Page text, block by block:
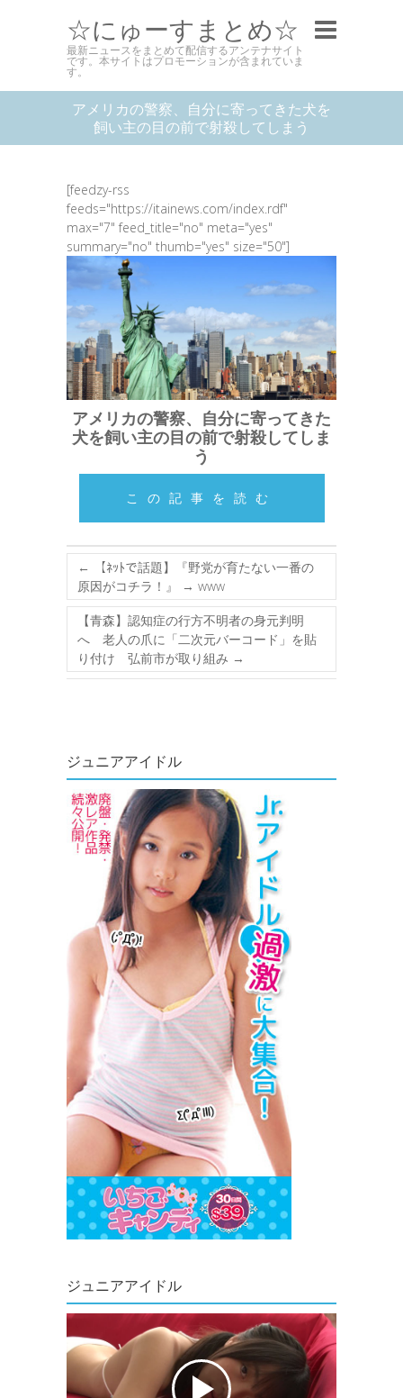
☆にゅーすまとめ☆
最新ニュースをまとめて配信するアンテナサイト
です。本サイトはプロモーションが含まれていま
す。
アメリカの警察、自分に寄ってきた犬を
飼い主の目の前で射殺してしまう
[feedzy-rss
feeds="https://itainews.com/index.rdf"
max="7" feed_title="no" meta="yes"
summary="no" thumb="yes" size="50"]
アメリカの警察、自分に寄ってきた
犬を飼い主の目の前で射殺してしま
う
この記事を読む
←
【ﾈｯﾄで話題】『野党が育たない一番の
原因がコチラ！』 → www
【青森】認知症の行方不明者の身元判明
へ 老人の爪に「二次元バーコード」を貼
り付け 弘前市が取り組み →
ジュニアアイドル
ジュニアアイドル